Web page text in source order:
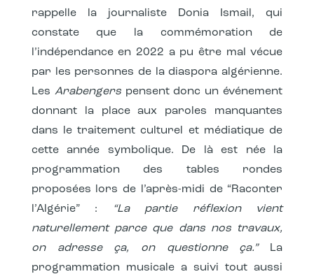
rappelle la journaliste Donia Ismail, qui
constate que la commémoration de
l’indépendance en 2022 a pu être mal vécue
par les personnes de la diaspora algérienne.
Les Arabengerspensent donc un événement
donnant la place aux paroles manquantes
dans le traitement culturel et médiatique de
cette année symbolique. De là est née la
programmation des tables rondes
proposées lors de l’après-midi de “Raconter
l’Algérie” : “La partie réflexion vient
naturellement parce que dans nos travaux,
on adresse ça, on questionne ça.”
La
programmation musicale a suivi tout aussi